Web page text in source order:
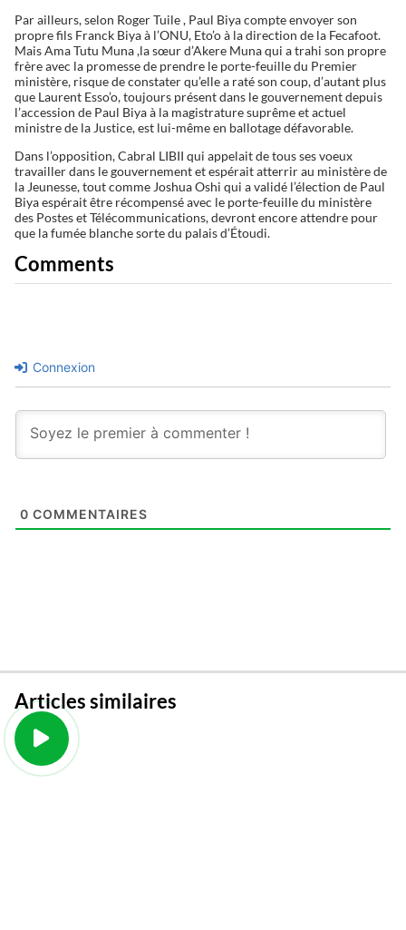
Par ailleurs, selon Roger Tuile , Paul Biya compte envoyer son
propre fils Franck Biya à l’ONU, Eto’o à la direction de la Fecafoot.
Mais Ama Tutu Muna ,la sœur d’Akere Muna qui a trahi son propre
frère avec la promesse de prendre le porte-feuille du Premier
ministère, risque de constater qu’elle a raté son coup, d’autant plus
que Laurent Esso’o, toujours présent dans le gouvernement depuis
l’accession de Paul Biya à la magistrature suprême et actuel
ministre de la Justice, est lui-même en ballotage défavorable.
Dans l’opposition, Cabral LIBII qui appelait de tous ses voeux
travailler dans le gouvernement et espérait atterrir au ministère de
la Jeunesse, tout comme Joshua Oshi qui a validé l’élection de Paul
Biya espérait être récompensé avec le porte-feuille du ministère
des Postes et Télécommunications, devront encore attendre pour
que la fumée blanche sorte du palais d’Étoudi.
Comments
Connexion
0 COMMENTAIRES
Articles similaires